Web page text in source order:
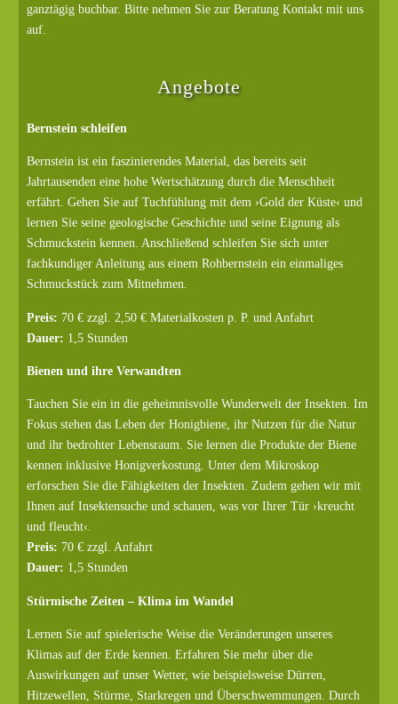
ganztägig buchbar. Bitte nehmen Sie zur Beratung Kontakt mit uns
auf.
Angebote
Bernstein schleifen
Bernstein ist ein faszinierendes Material, das bereits seit
Jahrtausenden eine hohe Wertschätzung durch die Menschheit
erfährt. Gehen Sie auf Tuchfühlung mit dem ›Gold der Küste‹ und
lernen Sie seine geologische Geschichte und seine Eignung als
Schmuckstein kennen. Anschließend schleifen Sie sich unter
fachkundiger Anleitung aus einem Rohbernstein ein einmaliges
Schmuckstück zum Mitnehmen.
Preis: 70 € zzgl. 2,50 € Materialkosten p. P. und Anfahrt
Dauer: 1,5 Stunden
Bienen und ihre Verwandten
Tauchen Sie ein in die geheimnisvolle Wunderwelt der Insekten. Im
Fokus stehen das Leben der Honigbiene, ihr Nutzen für die Natur
und ihr bedrohter Lebensraum. Sie lernen die Produkte der Biene
kennen inklusive Honigverkostung. Unter dem Mikroskop
erforschen Sie die Fähigkeiten der Insekten. Zudem gehen wir mit
Ihnen auf Insektensuche und schauen, was vor Ihrer Tür ›kreucht
und fleucht‹.
Preis: 70 € zzgl. Anfahrt
Dauer: 1,5 Stunden
Stürmische Zeiten – Klima im Wandel
Lernen Sie auf spielerische Weise die Veränderungen unseres
Klimas auf der Erde kennen. Erfahren Sie mehr über die
Auswirkungen auf unser Wetter, wie beispielsweise Dürren,
Hitzewellen, Stürme, Starkregen und Überschwemmungen. Durch